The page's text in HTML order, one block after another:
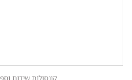
קונסולות שידות